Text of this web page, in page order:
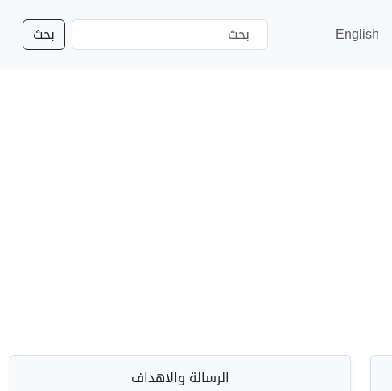
English بحث
الرسالة والاهداف